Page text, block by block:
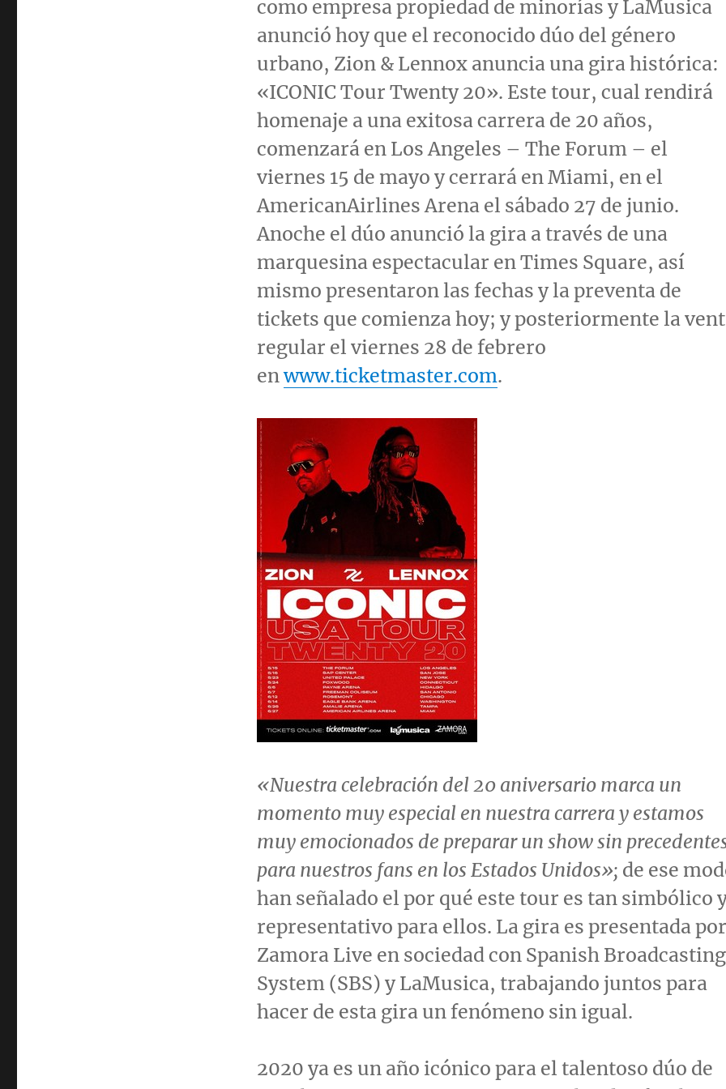
como empresa propiedad de minorías y LaMusica
anunció hoy que el reconocido dúo del género
urbano, Zion & Lennox anuncia una gira histórica:
«ICONIC Tour Twenty 20». Este tour, cual rendirá
homenaje a una exitosa carrera de 20 años,
comenzará en Los Angeles – The Forum – el
viernes 15 de mayo y cerrará enMiami, en el
AmericanAirlines Arena el sábado 27 de junio.
Anoche el dúo anunció la gira a través de una
marquesina espectacular en Times Square, así
mismo presentaron las fechas y la preventa de
tickets que comienza hoy; y posteriormente la
regular el viernes 28 de febrero
enwww.ticketmaster.com.
«Nuestra celebración del 20 aniversario marca un
momento muy especial en nuestra carrera y estamos
muy emocionados de preparar un show sin
para nuestros fans en los Estados Unidos»; de ese
han señalado el por qué este tour es tan simbólico
representativo para ellos. La gira es presentada por
Zamora Live en sociedad con Spanish Broadcasting
System (SBS) y LaMusica, trabajando juntos para
hacer de esta gira un fenómeno sin igual.
2020 ya es un año icónico para el talentoso dúo de